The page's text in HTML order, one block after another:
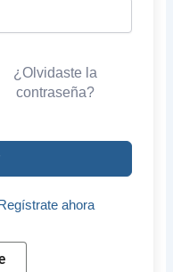
¿Olvidaste la
contraseña?
Regístrate ahora